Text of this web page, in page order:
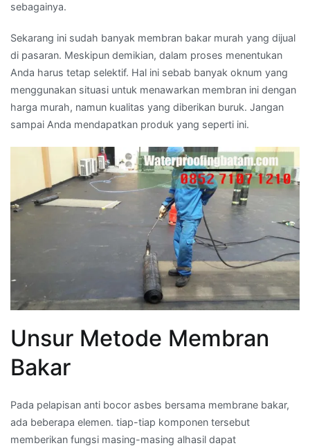
sebagainya.
Sekarang ini sudah banyak membran bakar murah yang dijual
di pasaran. Meskipun demikian, dalam proses menentukan
Anda harus tetap selektif. Hal ini sebab banyak oknum yang
menggunakan situasi untuk menawarkan membran ini dengan
harga murah, namun kualitas yang diberikan buruk. Jangan
sampai Anda mendapatkan produk yang seperti ini.
Unsur Metode Membran
Bakar
Pada pelapisan anti bocor asbes bersama membrane bakar,
ada beberapa elemen. tiap-tiap komponen tersebut
memberikan fungsi masing-masing alhasil dapat